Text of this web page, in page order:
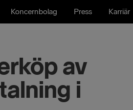
Koncernbolag Press Karriär
av
i